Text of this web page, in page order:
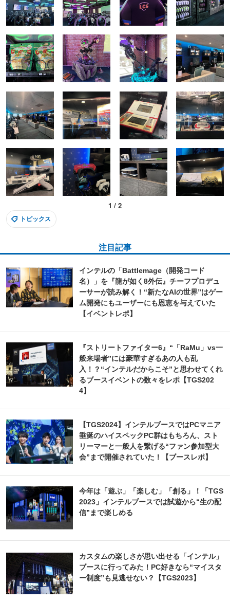
1 / 2
トピックス
注目記事
インテルの「Battlemage（開発コード
名）」を『龍が如く8外伝』チーフプロデュ
ーサーが読み解く！“新たなAIの世界”はゲー
ム開発にもユーザーにも恩恵を与えていた
【イベントレポ】
『ストリートファイター6』“「RaMu」vs一
般来場者”には豪華すぎるあの人も乱
入！？“インテルだからこそ”と思わせてくれ
るブースイベントの数々をレポ【TGS202
4】
【TGS2024】インテルブースではPCマニア
垂涎のハイスペックPC群はもちろん、スト
リーマーと一般人を繋げる“ファン参加型大
会”まで開催されていた！【ブースレポ】
今年は「遊ぶ」「楽しむ」「創る」！「TGS
2023」インテルブースでは試遊から“生の配
信”まで楽しめる
カスタムの楽しさが思い出せる「インテル」
ブースに行ってみた！PC好きなら“マイスタ
ー制度”も見逃せない？【TGS2023】